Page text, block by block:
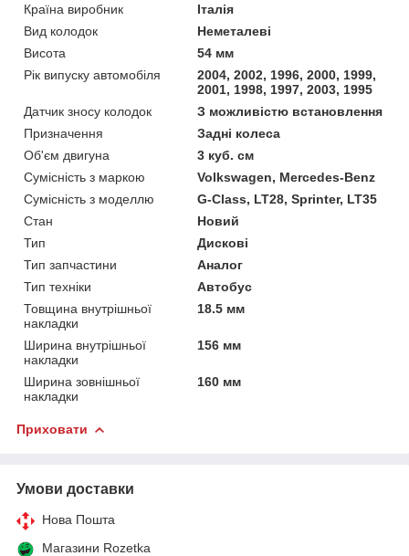
Країна виробник
Італія
Вид колодок
Неметалеві
Висота
54 мм
Рік випуску автомобіля
2004, 2002, 1996, 2000, 1999,
2001, 1998, 1997, 2003, 1995
Датчик зносу колодок
З можливістю встановлення
Призначення
Задні колеса
Об'єм двигуна
3 куб. см
Сумісність з маркою
Volkswagen, Mercedes-Benz
Сумісність з моделлю
G-Class, LT28, Sprinter, LT35
Стан
Новий
Тип
Дискові
Тип запчастини
Аналог
Тип техніки
Автобус
Товщина внутрішньої
накладки
18.5 мм
Ширина внутрішньої
накладки
156 мм
Ширина зовнішньої
накладки
160 мм
Приховати
Умови доставки
Нова Пошта
Магазини Rozetka